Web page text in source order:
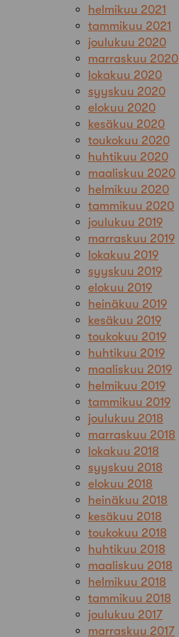
helmikuu 2021
tammikuu 2021
joulukuu 2020
marraskuu 2020
lokakuu 2020
syyskuu 2020
elokuu 2020
kesäkuu 2020
toukokuu 2020
huhtikuu 2020
maaliskuu 2020
helmikuu 2020
tammikuu 2020
joulukuu 2019
marraskuu 2019
lokakuu 2019
syyskuu 2019
elokuu 2019
heinäkuu 2019
kesäkuu 2019
toukokuu 2019
huhtikuu 2019
maaliskuu 2019
helmikuu 2019
tammikuu 2019
joulukuu 2018
marraskuu 2018
lokakuu 2018
syyskuu 2018
elokuu 2018
heinäkuu 2018
kesäkuu 2018
toukokuu 2018
huhtikuu 2018
maaliskuu 2018
helmikuu 2018
tammikuu 2018
joulukuu 2017
marraskuu 2017